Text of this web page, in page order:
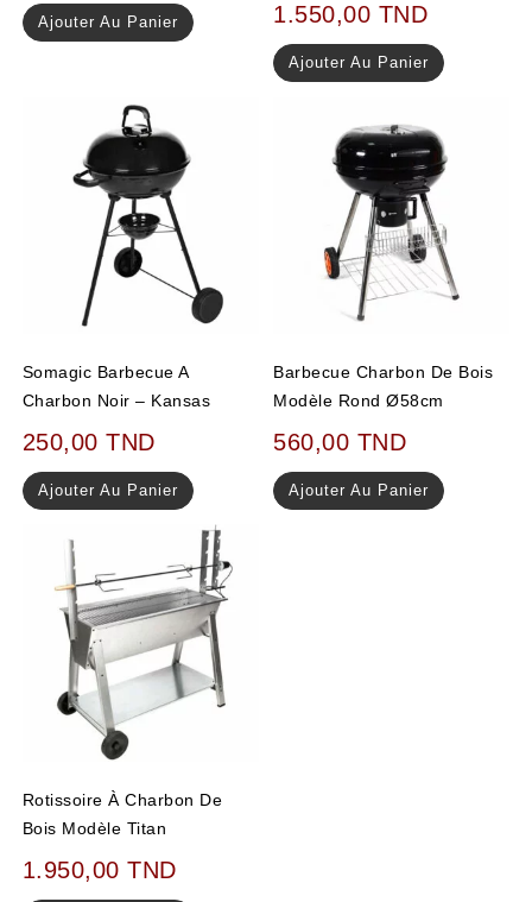
Ajouter Au Panier
4.00
sur 5
1.550,00 TND
Ajouter Au Panier
Somagic Barbecue A
Charbon Noir – Kansas
250,00TND
Ajouter Au Panier
Barbecue Charbon De Bois
Modèle Rond Ø58cm
560,00 TND
Ajouter Au Panier
Rotissoire À Charbon De
Bois Modèle Titan
1.950,00TND